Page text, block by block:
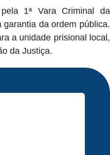
1ª Vara Criminal da
da ordem pública.
a unidade prisional local,
da Justiça.